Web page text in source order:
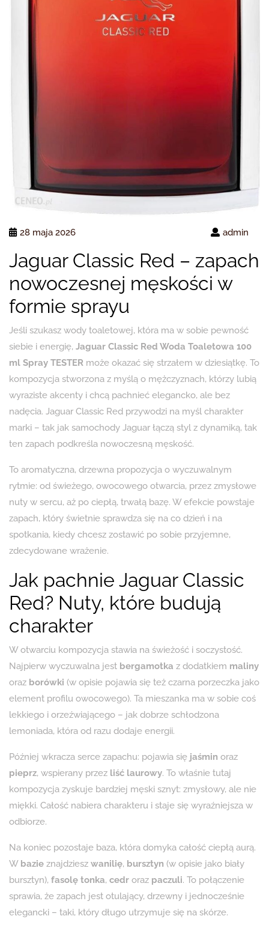
28 maja 2026 admin
Jaguar Classic Red – zapach
nowoczesnej męskości w
formie sprayu
Jeśli szukasz wody toaletowej, która ma w sobie pewność
siebie i energię, Jaguar Classic Red Woda Toaletowa 100
ml Spray TESTER może okazać się strzałem w dziesiątkę. To
kompozycja stworzona z myślą o mężczyznach, którzy lubią
wyraziste akcenty i chcą pachnieć elegancko, ale bez
nadęcia. Jaguar Classic Red przywodzi na myśl charakter
marki – tak jak samochody Jaguar łączą styl z dynamiką, tak
ten zapach podkreśla nowoczesną męskość.
To aromatyczna, drzewna propozycja o wyczuwalnym
rytmie: od świeżego, owocowego otwarcia, przez zmysłowe
nuty w sercu, aż po ciepłą, trwałą bazę. W efekcie powstaje
zapach, który świetnie sprawdza się na co dzień i na
spotkania, kiedy chcesz zostawić po sobie przyjemne,
zdecydowane wrażenie.
Jak pachnie Jaguar Classic
Red? Nuty, które budują
charakter
W otwarciu kompozycja stawia na świeżość i soczystość.
Najpierw wyczuwalna jest bergamotka z dodatkiem maliny
oraz borówki (w opisie pojawia się też czarna porzeczka jako
element profilu owocowego). Ta mieszanka ma w sobie coś
lekkiego i orzeźwiającego – jak dobrze schłodzona
lemoniada, która od razu dodaje energii.
Później wkracza serce zapachu: pojawia się jaśmin oraz
pieprz, wspierany przez liść laurowy. To właśnie tutaj
kompozycja zyskuje bardziej męski sznyt: zmysłowy, ale nie
miękki. Całość nabiera charakteru i staje się wyraźniejsza w
odbiorze.
Na koniec pozostaje baza, która domyka całość ciepłą aurą.
W bazie znajdziesz wanilię, bursztyn (w opisie jako biały
bursztyn), fasolę tonka, cedr oraz paczuli. To połączenie
sprawia, że zapach jest otulający, drzewny i jednocześnie
elegancki – taki, który długo utrzymuje się na skórze.